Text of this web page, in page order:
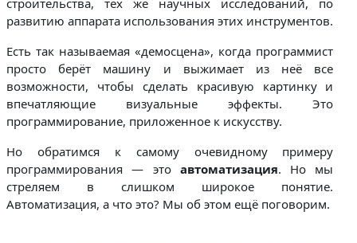
строительства, тех же научных исследований, по
развитию аппарата использования этих инструментов.
Есть так называемая «демосцена», когда программист
просто берёт машину и выжимает из неё все
возможности, чтобы сделать красивую картинку и
впечатляющие визуальные эффекты. Это
программирование, приложенное к искусству.
Но обратимся к самому очевидному примеру
программирования — это автоматизация. Но мы
стреляем в слишком широкое понятие.
Автоматизация, а что это? Мы об этом ещё поговорим.